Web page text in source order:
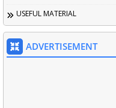
USEFUL MATERIAL
ADVERTISEMENT